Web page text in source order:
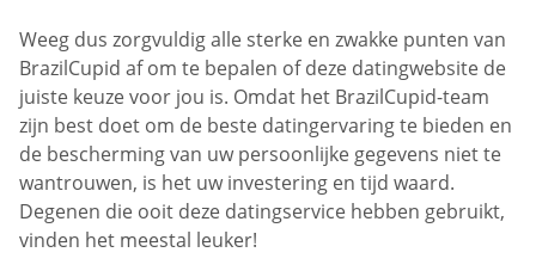
Weeg dus zorgvuldig alle sterke en zwakke punten van
BrazilCupid af om te bepalen of deze datingwebsite de
juiste keuze voor jou is. Omdat het BrazilCupid-team
zijn best doet om de beste datingervaring te bieden en
de bescherming van uw persoonlijke gegevens niet te
wantrouwen, is het uw investering en tijd waard.
Degenen die ooit deze datingservice hebben gebruikt,
vinden het meestal leuker!